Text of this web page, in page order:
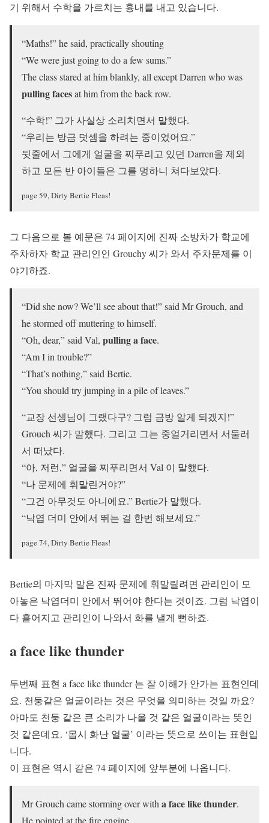
기 위해서 수학을 가르치는 흉내를 내고 있습니다.
“Maths!” he said, practically shouting
“We were just going to do a few sums.”
The class stared at him blankly, all except Darren who was
pulling facesat him from the back row.
“수학!” 그가 사실상 소리치면서 말했다.
“우리는 방금 덧셈을 하려는 중이었어요.”
뒷줄에서 그에게 얼굴을 찌푸리고 있던 Darren을 제외
하고 모든 반 아이들은 그를 멍하니 쳐다보았다.
page 59, Dirty Bertie Fleas!
그 다음으로 볼 예문은 74 페이지에 진짜 소방차가 학교에
주차하자 학교 관리인인 Grouchy 씨가 와서 주차문제를 이
야기하죠.
“Did she now? We’ll see about that!” said Mr Grouch, and
he stormed off muttering to himself.
“Oh, dear,” said Val, pulling a face.
“Am I in trouble?”
“That’s nothing,” said Bertie.
“You should try jumping in a pile of leaves.”
“교장 선생님이 그랬다구? 그럼 금방 알게 되겠지!”
Grouch 씨가 말했다. 그리고 그는 중얼거리면서 서둘러
서 떠났다.
“아, 저런,” 얼굴을 찌푸리면서 Val 이 말했다.
“나 문제에 휘말린거야?”
“그건 아무것도 아니에요.” Bertie가 말했다.
“낙엽 더미 안에서 뛰는 걸 한번 해보세요.”
page 74, Dirty Bertie Fleas!
Bertie의 마지막 말은 진짜 문제에 휘말릴려면 관리인이 모
아놓은 낙엽더미 안에서 뛰어야 한다는 것이죠. 그럼 낙엽이
다 흩어지고 관리인이 나와서 화를 낼게 뻔하죠.
a face like thunder
두번째 표현 a face like thunder 는 잘 이해가 안가는 표현인데
요. 천둥같은 얼굴이라는 것은 무엇을 의미하는 것일 까요?
아마도 천둥 같은 큰 소리가 나올 것 같은 얼굴이라는 뜻인
것 같은데요. ‘몹시 화난 얼굴’ 이라는 뜻으로 쓰이는 표현입
니다.
이 표현은 역시 같은 74 페이지에 앞부분에 나옵니다.
Mr Grouch came storming over with a face like thunder.
He pointed at the fire engine.